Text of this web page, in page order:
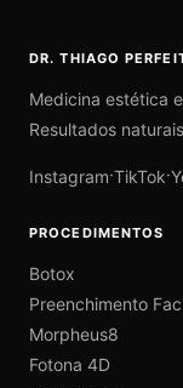
DR. THIAGO
Medicina estética
Resultados
Instagram·TikTok·
PROCEDIMENTOS
Botox
Preenchimento
Morpheus8
Fotona 4D